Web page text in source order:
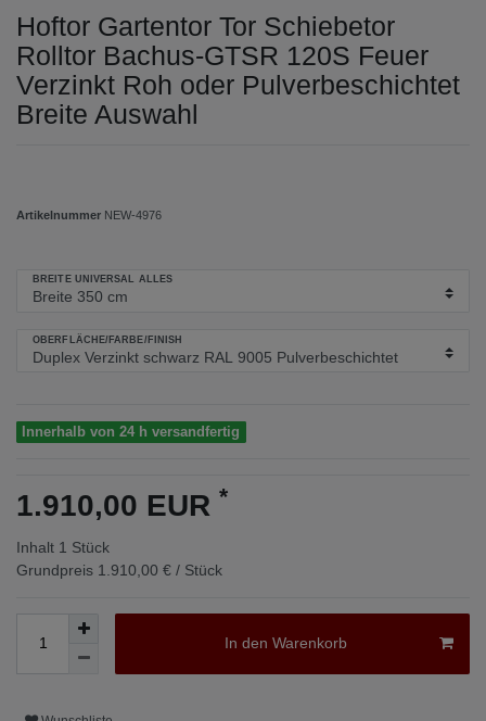
Hoftor Gartentor Tor Schiebetor
Rolltor Bachus-GTSR 120S Feuer
Verzinkt Roh oder Pulverbeschichtet
Breite Auswahl
Artikelnummer NEW-4976
BREITE UNIVERSAL ALLES
OBERFLÄCHE/FARBE/FINISH
Innerhalb von 24 h versandfertig
1.910,00 EUR *
Inhalt 1 Stück
Grundpreis 1.910,00 € / Stück
In den Warenkorb